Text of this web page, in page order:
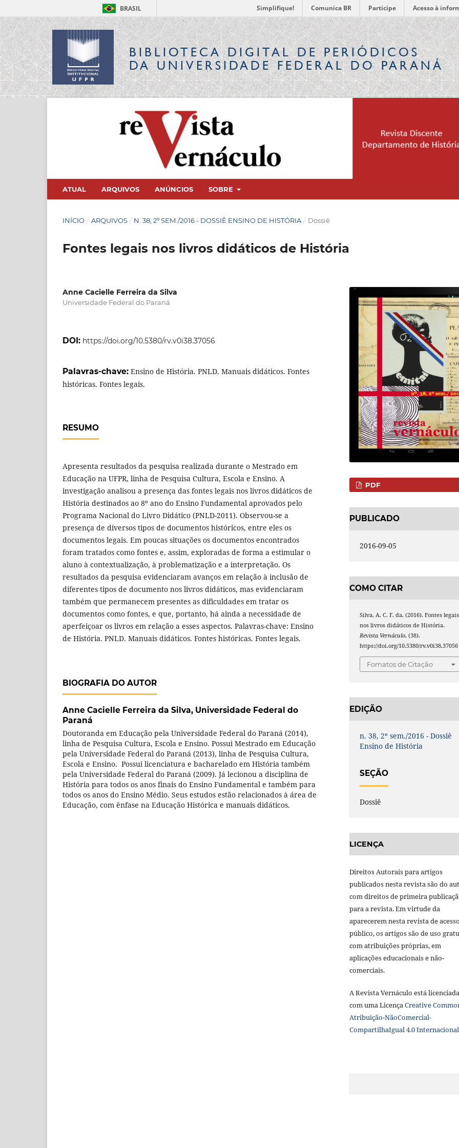
BRASIL Simplifique! Comunica BR Participe Acesso à
BIBLIOTECA DIGITALDE PERIÓDICOS
DA UNIVERSIDADE FEDERAL DO PARANÁ
ATUAL ARQUIVOS ANÚNCIOS SOBRE
INÍCIO / ARQUIVOS / N. 38, 2º SEM./2016 - DOSSIÊ ENSINO DE HISTÓRIA / Dossiê
Fontes legais nos livros didáticos de História
Anne Cacielle Ferreira da Silva
Universidade Federal do Paraná
DOI: https://doi.org/10.5380/rv.v0i38.37056
Palavras-chave: Ensino de História. PNLD. Manuais didáticos. Fontes
históricas. Fontes legais.
RESUMO
Apresenta resultados da pesquisa realizada durante o Mestrado em
Educação na UFPR, linha de Pesquisa Cultura, Escola e Ensino. A
investigação analisou a presença das fontes legais nos livros didáticos de
História destinados ao 8º ano do Ensino Fundamental aprovados pelo
Programa Nacional do Livro Didático (PNLD-2011). Observou-se a
presença de diversos tipos de documentos históricos, entre eles os
documentos legais. Em poucas situações os documentos encontrados
foram tratados como fontes e, assim, exploradas de forma a estimular o
aluno à contextualização, à problematização e a interpretação. Os
resultados da pesquisa evidenciaram avanços em relação à inclusão de
diferentes tipos de documento nos livros didáticos, mas evidenciaram
também que permanecem presentes as dificuldades em tratar os
documentos como fontes, e que, portanto, há ainda a necessidade de
aperfeiçoar os livros em relação a esses aspectos. Palavras-chave: Ensino
de História. PNLD. Manuais didáticos. Fontes históricas. Fontes legais.
BIOGRAFIA DO AUTOR
Anne Cacielle Ferreira da Silva, Universidade Federal do
Paraná
Doutoranda em Educação pela Universidade Federal do Paraná (2014),
linha de Pesquisa Cultura, Escola e Ensino. Possui Mestrado em Educação
pela Universidade Federal do Paraná (2013), linha de Pesquisa Cultura,
Escola e Ensino. Possui licenciatura e bacharelado em História também
pela Universidade Federal do Paraná (2009). Já lecionou a disciplina de
História para todos os anos finais do Ensino Fundamental e também para
todos os anos do Ensino Médio. Seus estudos estão relacionados à área de
Educação, com ênfase na Educação Histórica e manuais didáticos.
PDF
PUBLICADO
2016-09-05
COMO CITAR
Silva, A. C. F. da. (2016). Fontes legais
nos livros didáticos de História.
Revista Vernáculo, (38).
https://doi.org/10.5380/rv.v0i38.37056
Fomatos de Citação
EDIÇÃO
n. 38, 2º sem./2016 - Dossiê
Ensino de História
SEÇÃO
Dossiê
LICENÇA
Direitos Autorais para artigos
publicados nesta revista são do
com direitos de primeira
para a revista. Em virtude da
aparecerem nesta revista de acesso
público, os artigos são de uso
com atribuições próprias, em
aplicações educacionais e não-
comerciais.
A Revista Vernáculo está licenciada
com uma LicençaCreative
Atribuição-NãoComercial-
CompartilhaIgual 4.0 Internacional